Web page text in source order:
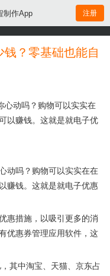
制作App 注册
？零基础也能自
心动吗？购物可以实实在
以赚钱。这就是就电子优
动吗？购物可以实实在在
赚钱。这就是就电子优惠
惠措施，以吸引更多的消
优惠券管理应用软件，这
其中淘宝、天猫、京东占